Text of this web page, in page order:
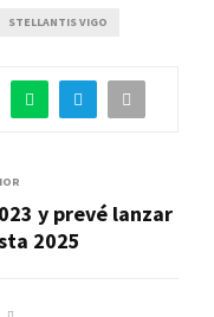
STELLANTIS VIGO
y prevé lanzar
2025